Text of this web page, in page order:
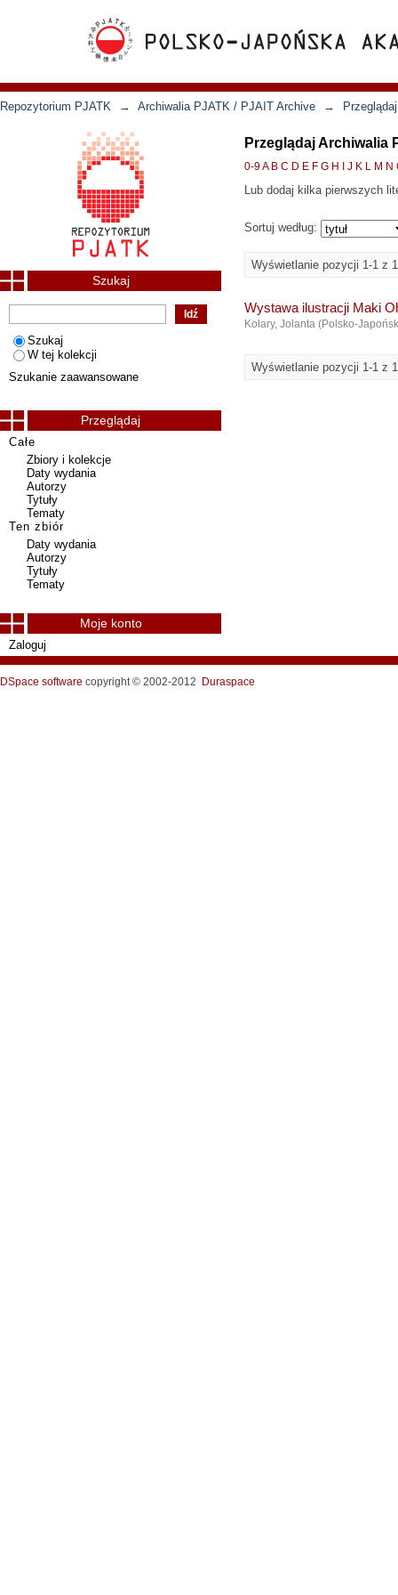
Repozytorium PJATK → Archiwalia PJATK / PJAIT Archive →
Przeglądaj Archiwalia
0-9A B C D E F G H J K L M N
Lub dodaj kilka pierwszych
Sortuj według:
Wyświetlanie pozycji 1-1 z 1
Wystawa ilustracji Maki
Kolary, Jolanta (Polsko-
Wyświetlanie pozycji 1-1 z 1
Szukaj
Szukaj
W tej kolekcji
Szukanie zaawansowane
Przeglądaj
Całe
Zbiory i kolekcje
Daty wydania
Autorzy
Tytuły
Tematy
Ten zbiór
Daty wydania
Autorzy
Tytuły
Tematy
Moje konto
Zaloguj
DSpace software copyright © 2002-2012 Duraspace